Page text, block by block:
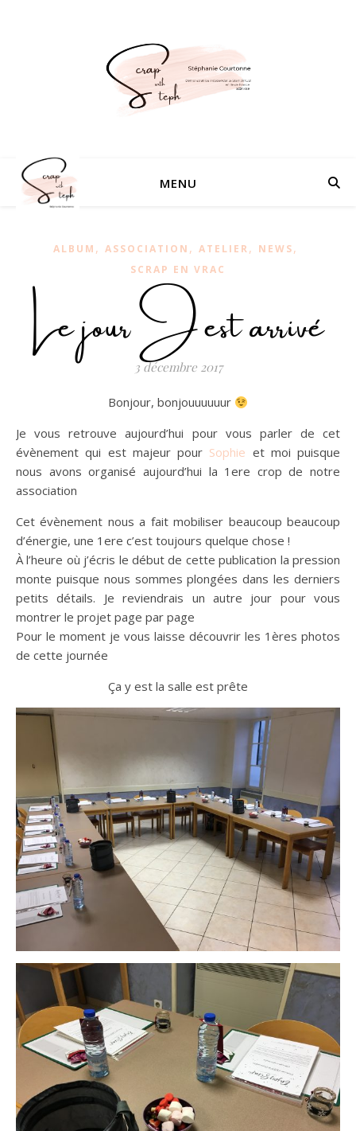
MENU
ALBUM , ASSOCIATION , ATELIER, NEWS,
SCRAP EN VRAC
Le jour J est arrivé
3 décembre 2017
Bonjour, bonjouuuuuur
Je vous retrouve aujourd’hui pour vous parler de cet
évènement qui est majeur pour Sophie et moi puisque
nous avons organisé aujourd’hui la 1ere crop de notre
association
Cet évènement nous a fait mobiliser beaucoup beaucoup
d’énergie, une 1ere c’est toujours quelque chose !
À l’heure où j’écris le début de cette publication la pression
monte puisque nous sommes plongées dans les derniers
petits détails. Je reviendrais un autre jour pour vous
montrer le projet page par page
Pour le moment je vous laisse découvrir les 1ères photos
de cette journée
Ça y est la salle est prête